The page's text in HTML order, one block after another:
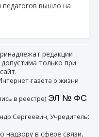
вышло на
редакции
только при
нтернет-газета о жизни
в реестре) ЭЛ № ФС
Сергеевич, Учредитель:
в сфере связи,